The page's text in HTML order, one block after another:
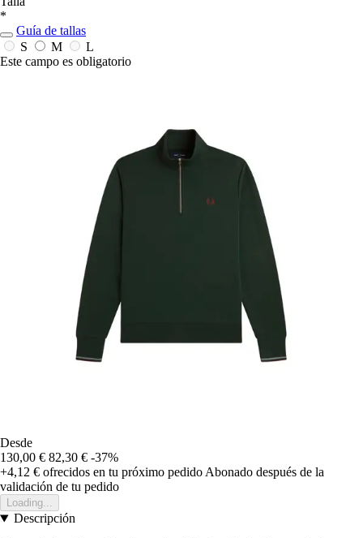
*
Guía de tallas
S
M
L
Este campo es obligatorio
Desde
130,00 € 82,30 € -37%
+4,12 € ofrecidos en tu próximo pedido Abonado después de la
validación de tu pedido
Loading...
Descripción